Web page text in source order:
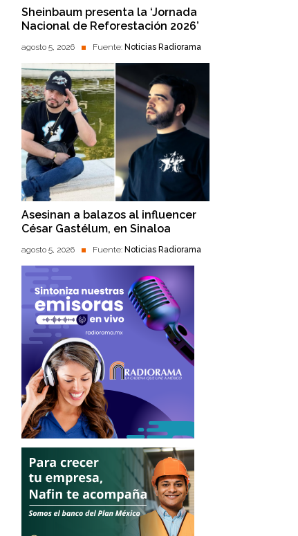
Sheinbaum presenta la ‘Jornada
Nacional de Reforestación 2026’
agosto 5, 2026 Fuente: Noticias Radiorama
Asesinan a balazos al influencer
César Gastélum, en Sinaloa
agosto 5, 2026 Fuente: Noticias Radiorama